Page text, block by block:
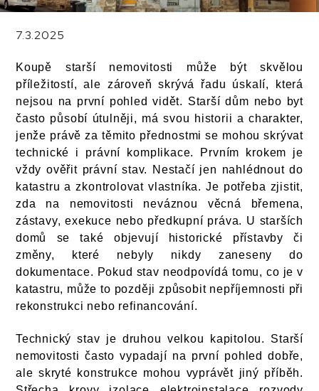
7.3.2025
Koupě starší nemovitosti může být skvělou
příležitostí, ale zároveň skrývá řadu úskalí, která
nejsou na první pohled vidět. Starší dům nebo byt
často působí útulněji, má svou historii a charakter,
jenže právě za těmito přednostmi se mohou skrývat
technické i právní komplikace. Prvním krokem je
vždy ověřit právní stav. Nestačí jen nahlédnout do
katastru a zkontrolovat vlastníka. Je potřeba zjistit,
zda na nemovitosti neváznou věcná břemena,
zástavy, exekuce nebo předkupní práva. U starších
domů se také objevují historické přístavby či
změny, které nebyly nikdy zaneseny do
dokumentace. Pokud stav neodpovídá tomu, co je v
katastru, může to později způsobit nepříjemnosti při
rekonstrukci nebo refinancování.
Technický stav je druhou velkou kapitolou. Starší
nemovitosti často vypadají na první pohled dobře,
ale skryté konstrukce mohou vyprávět jiný příběh.